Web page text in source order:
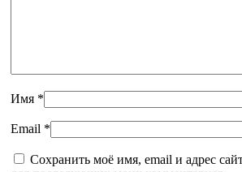
Имя *
Email *
Сохранить моё имя, email и адрес